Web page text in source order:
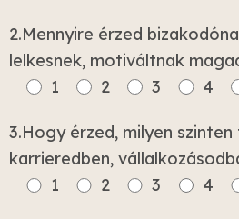
2.Mennyire érzed
lelkesnek, motiváltnak
1
2 3 4
3.Hogy érzed, milyen
karrieredben,
1
2 3 4